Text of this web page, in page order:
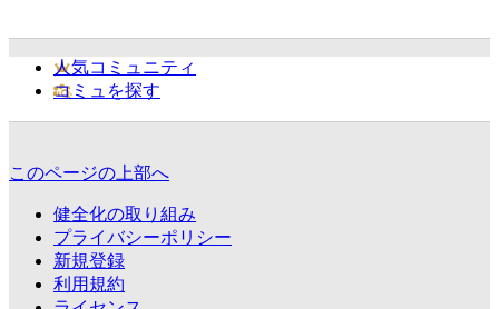
人気コミュニティ
コミュを探す
このページの上部へ
健全化の取り組み
プライバシーポリシー
新規登録
利用規約